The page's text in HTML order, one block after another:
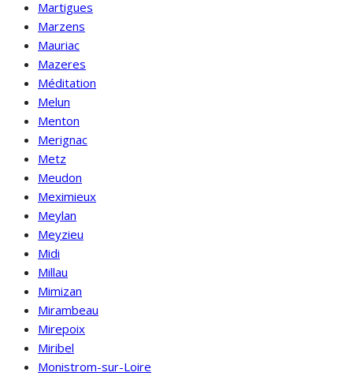
Martigues
Marzens
Mauriac
Mazeres
Méditation
Melun
Menton
Merignac
Metz
Meudon
Meximieux
Meylan
Meyzieu
Midi
Millau
Mimizan
Mirambeau
Mirepoix
Miribel
Monistrom-sur-Loire